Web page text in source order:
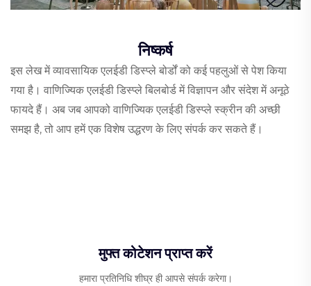
निष्कर्ष
इस लेख में व्यावसायिक एलईडी डिस्प्ले बोर्डों को कई पहलुओं से पेश किया
गया है। वाणिज्यिक एलईडी डिस्प्ले बिलबोर्ड में विज्ञापन और संदेश में अनूठे
फायदे हैं। अब जब आपको वाणिज्यिक एलईडी डिस्प्ले स्क्रीन की अच्छी
समझ है, तो आप हमें एक विशेष उद्धरण के लिए संपर्क कर सकते हैं।
मुफ्त कोटेशन प्राप्त करें
हमारा प्रतिनिधि शीघ्र ही आपसे संपर्क करेगा।